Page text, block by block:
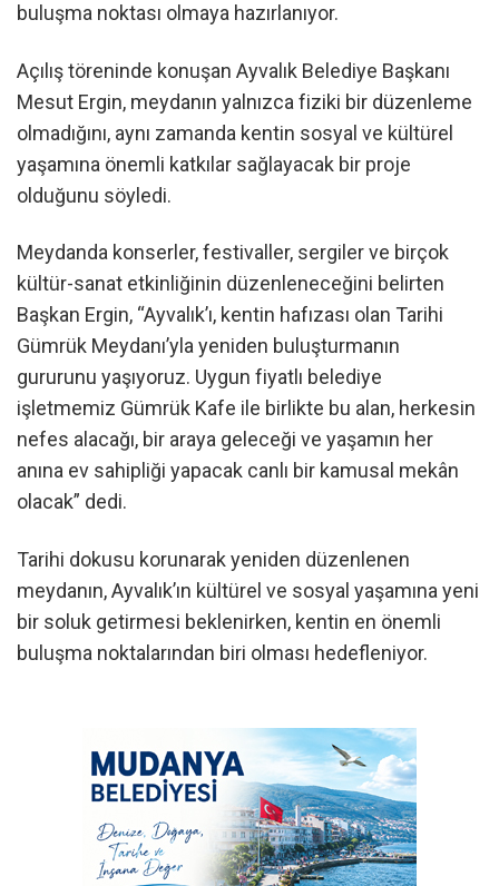
buluşma noktası olmaya hazırlanıyor.
Açılış töreninde konuşan Ayvalık Belediye Başkanı
Mesut Ergin, meydanın yalnızca fiziki bir düzenleme
olmadığını, aynı zamanda kentin sosyal ve kültürel
yaşamına önemli katkılar sağlayacak bir proje
olduğunu söyledi.
Meydanda konserler, festivaller, sergiler ve birçok
kültür-sanat etkinliğinin düzenleneceğini belirten
Başkan Ergin, “Ayvalık’ı, kentin hafızası olan Tarihi
Gümrük Meydanı’yla yeniden buluşturmanın
gururunu yaşıyoruz. Uygun fiyatlı belediye
işletmemiz Gümrük Kafe ile birlikte bu alan, herkesin
nefes alacağı, bir araya geleceği ve yaşamın her
anına ev sahipliği yapacak canlı bir kamusal mekân
olacak” dedi.
Tarihi dokusu korunarak yeniden düzenlenen
meydanın, Ayvalık’ın kültürel ve sosyal yaşamına yeni
bir soluk getirmesi beklenirken, kentin en önemli
buluşma noktalarından biri olması hedefleniyor.